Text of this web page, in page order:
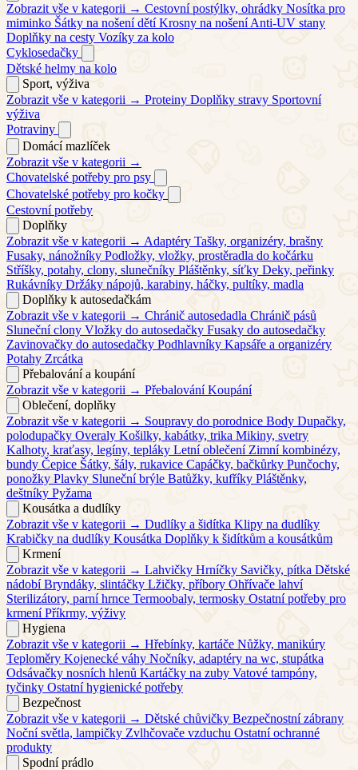
Zobrazit vše v kategorii → Cestovní postýlky, ohrádky Nosítka pro
miminko Šátky na nošení dětí Krosny na nošení Anti-UV stany
Doplňky na cesty Vozíky za kolo
Cyklosedačky
Dětské helmy na kolo
Sport, výživa
Zobrazit vše v kategorii → Proteiny Doplňky stravy Sportovní
výživa
Potraviny
Domácí mazlíček
Zobrazit vše v kategorii →
Chovatelské potřeby pro psy
Chovatelské potřeby pro kočky
Cestovní potřeby
Doplňky
Zobrazit vše v kategorii → Adaptéry Tašky, organizéry, brašny
Fusaky, nánožníky Podložky, vložky, prostěradla do kočárku
Stříšky, potahy, clony, slunečníky Pláštěnky, síťky Deky, peřinky
Rukávníky Držáky nápojů, karabiny, háčky, pultíky, madla
Doplňky k autosedačkám
Zobrazit vše v kategorii → Chránič autosedadla Chránič pásů
Sluneční clony Vložky do autosedačky Fusaky do autosedačky
Zavinovačky do autosedačky Podhlavníky Kapsáře a organizéry
Potahy Zrcátka
Přebalování a koupání
Zobrazit vše v kategorii → Přebalování Koupání
Oblečení, doplňky
Zobrazit vše v kategorii → Soupravy do porodnice Body Dupačky,
polodupačky Overaly Košilky, kabátky, trika Mikiny, svetry
Kalhoty, kraťasy, legíny, tepláky Letní oblečení Zimní kombinézy,
bundy Čepice Šátky, šály, rukavice Capáčky, bačkůrky Punčochy,
ponožky Plavky Sluneční brýle Batůžky, kufříky Pláštěnky,
deštníky Pyžama
Kousátka a dudlíky
Zobrazit vše v kategorii → Dudlíky a šidítka Klipy na dudlíky
Krabičky na dudlíky Kousátka Doplňky k šidítkům a kousátkům
Krmení
Zobrazit vše v kategorii → Lahvičky Hrníčky Savičky, pítka Dětské
nádobí Bryndáky, slintáčky Lžičky, příbory Ohřívače lahví
Sterilizátory, parní hrnce Termoobaly, termosky Ostatní potřeby pro
krmení Příkrmy, výživy
Hygiena
Zobrazit vše v kategorii → Hřebínky, kartáče Nůžky, manikúry
Teploměry Kojenecké váhy Nočníky, adaptéry na wc, stupátka
Odsávačky nosních hlenů Kartáčky na zuby Vatové tampóny,
tyčinky Ostatní hygienické potřeby
Bezpečnost
Zobrazit vše v kategorii → Dětské chůvičky Bezpečnostní zábrany
Noční světla, lampičky Zvlhčovače vzduchu Ostatní ochranné
produkty
Spodní prádlo